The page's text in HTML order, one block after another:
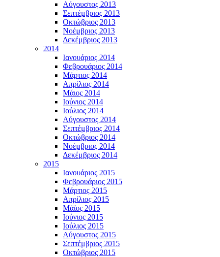
Αύγουστος 2013
Σεπτέμβριος 2013
Οκτώβριος 2013
Νοέμβριος 2013
Δεκέμβριος 2013
2014
Ιανουάριος 2014
Φεβρουάριος 2014
Μάρτιος 2014
Απρίλιος 2014
Μάιος 2014
Ιούνιος 2014
Ιούλιος 2014
Αύγουστος 2014
Σεπτέμβριος 2014
Οκτώβριος 2014
Νοέμβριος 2014
Δεκέμβριος 2014
2015
Ιανουάριος 2015
Φεβρουάριος 2015
Μάρτιος 2015
Απρίλιος 2015
Μάϊος 2015
Ιούνιος 2015
Ιούλιος 2015
Αύγουστος 2015
Σεπτέμβριος 2015
Οκτώβριος 2015